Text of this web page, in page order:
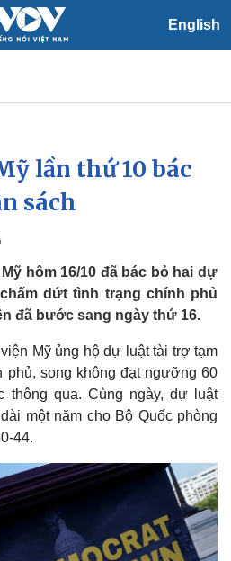
English
Xã hội
Tin 24h
Dự báo thời tiết
Việc làm
Biển đảo
lần thứ 10 bác
sách
hôm 16/10 đã bác bỏ hai dự
dứt tình trạng chính phủ
đã bước sang ngày thứ 16.
Mỹ ủng hộ dự luật tài trợ tạm
song không đạt ngưỡng 60
thông qua. Cùng ngày, dự luật
một năm cho Bộ Quốc phòng
44.